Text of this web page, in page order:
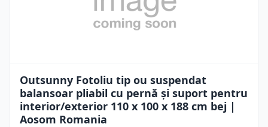
Outsunny Fotoliu tip ou suspendat
balansoar pliabil cu pernă și suport pentru
interior/exterior 110 x 100 x 188 cm bej |
Aosom Romania